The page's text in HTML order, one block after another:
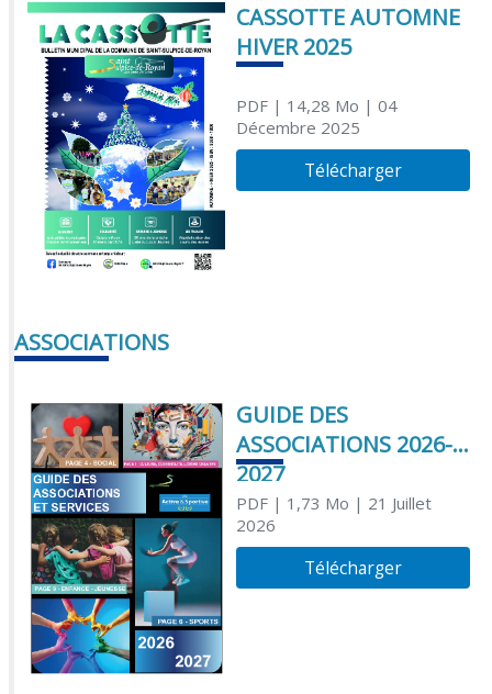
CASSOTTE AUTOMNE
HIVER 2025
PDF| 14,28 Mo | 04
Décembre 2025
Télécharger
ASSOCIATIONS
GUIDE DES
ASSOCIATIONS 2026-
2027
PDF| 1,73 Mo | 21 Juillet
2026
Télécharger